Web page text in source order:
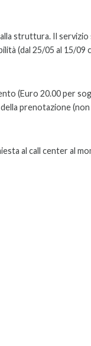
struttura. Il
(dal 25/05 al 15/09
(Euro 20.00 per
prenotazione
al call center al